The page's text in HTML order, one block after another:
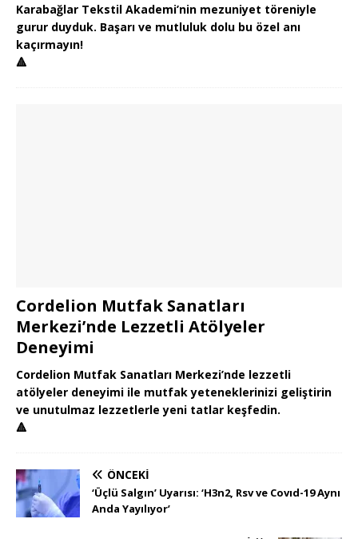
Karabağlar Tekstil Akademi’nin mezuniyet töreniyle
gurur duyduk. Başarı ve mutluluk dolu bu özel anı
kaçırmayın!
🔺
Cordelion Mutfak Sanatları
Merkezi’nde Lezzetli Atölyeler
Deneyimi
Cordelion Mutfak Sanatları Merkezi’nde lezzetli
atölyeler deneyimi ile mutfak yeteneklerinizi geliştirin
ve unutulmaz lezzetlerle yeni tatlar keşfedin.
🔺
ÖNCEKI
‘Üçlü Salgın’ Uyarısı: ‘H3n2, Rsv ve Covıd-19 Aynı
Anda Yayılıyor’